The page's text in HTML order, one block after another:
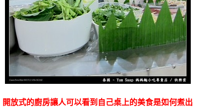
開放式的廚房讓人可以看到自己桌上的美食是如何煮出